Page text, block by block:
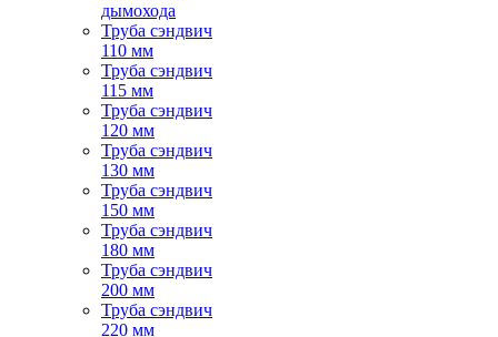
дымохода
Труба сэндвич
110 мм
Труба сэндвич
115 мм
Труба сэндвич
120 мм
Труба сэндвич
130 мм
Труба сэндвич
150 мм
Труба сэндвич
180 мм
Труба сэндвич
200 мм
Труба сэндвич
220 мм